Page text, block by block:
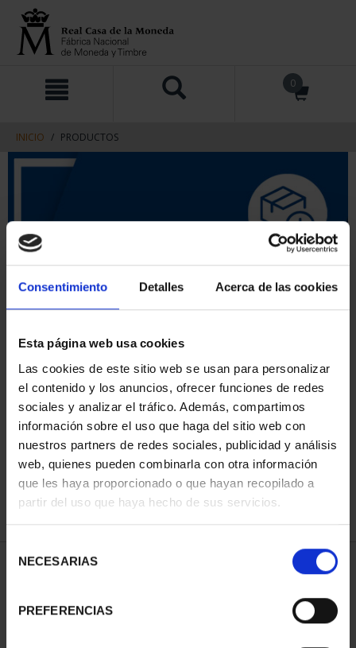
Consentimiento Detalles Acerca de las cookies
Esta página web usa cookies
Las cookies de este sitio web se usan para personalizar
el contenido y los anuncios, ofrecer funciones de redes
sociales y analizar el tráfico. Además, compartimos
información sobre el uso que haga del sitio web con
nuestros partners de redes sociales, publicidad y análisis
web, quienes pueden combinarla con otra información
que les haya proporcionado o que hayan recopilado a
partir del uso que haya hecho de sus servicios.
NECESARIAS
PREFERENCIAS
contenido
navegacin
0
INICIO PRODUCTOS
ORDENAR POR:
REFINAR
1 Productos encontrados